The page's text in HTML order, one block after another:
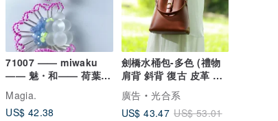
71007 —— miwaku
—— 魅・和—— 荷葉邊
珠飾耳針/耳夾——透明
粉紅*銀色*藍色 Magia.
Magia.
US$ 42.38
劍橋水桶包-多色 (禮物
肩背 斜背 復古 皮革 側
背 手工 皮 生日)
廣告
光合系
US$ 43.47 US$ 53.01